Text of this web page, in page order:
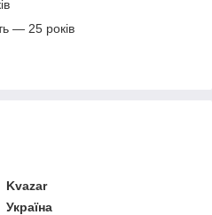
— 25 років
Kvazar
Україна